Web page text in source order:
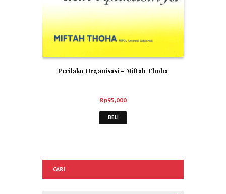
Perilaku Organisasi – Miftah Thoha
Rp95,000
BELI
CARI